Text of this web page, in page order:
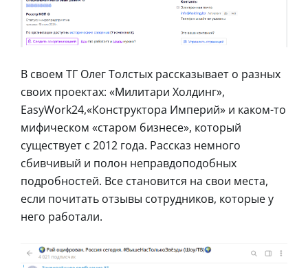
В своем ТГ Олег Толстых рассказывает о разных
своих проектах: «Милитари Холдинг»,
EasyWork24,«Конструктора Империй» и каком-то
мифическом «старом бизнесе», который
существует с 2012 года. Рассказ немного
сбивчивый и полон неправдоподобных
подробностей. Все становится на свои места,
если почитать отзывы сотрудников, которые у
него работали.